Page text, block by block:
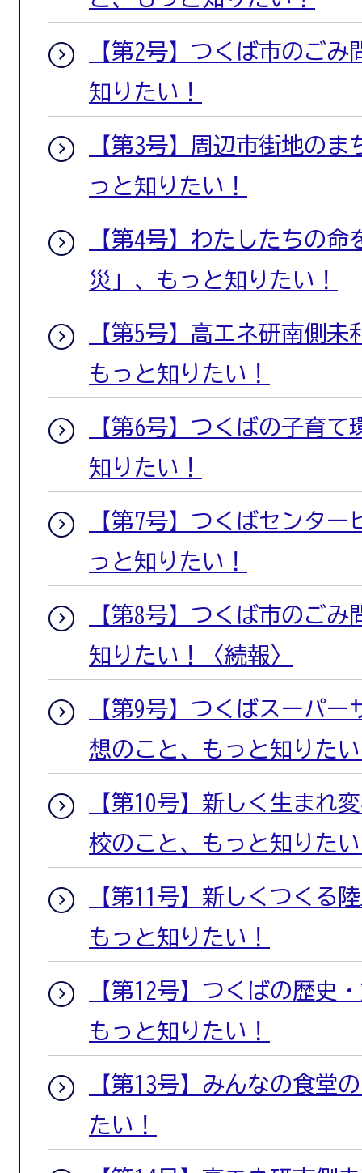
【第2号】つくば市のご
知りたい！
【第3号】周辺市街地の
っと知りたい！
【第4号】わたしたちの
災」、もっと知りたい！
【第5号】高エネ研南側
もっと知りたい！
【第6号】つくばの子育
知りたい！
【第7号】つくばセンタ
っと知りたい！
【第8号】つくば市のご
知りたい！〈続報〉
【第9号】つくばスーパ
想のこと、もっと知りた
【第10号】新しく生まれ
校のこと、もっと知りた
【第11号】新しくつくる
もっと知りたい！
【第12号】つくばの歴史
もっと知りたい！
【第13号】みんなの食堂
たい！